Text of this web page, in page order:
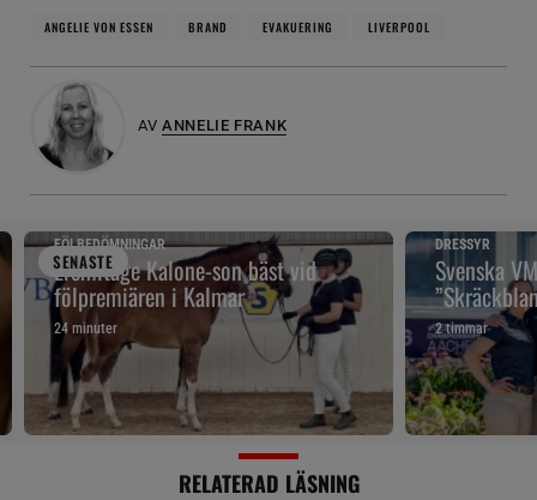
ANGELIE VON ESSEN BRAND EVAKUERING LIVERPOOL
AV ANNELIE FRANK
SENASTE
FÖLBEDÖMNINGAR
Eremitage Kalone-son bäst vid
fölpremiären i Kalmar
24 minuter
DRESSYR
Svenska
2 timmar
RELATERAD LÄSNING